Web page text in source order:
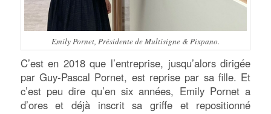
Emily Pornet, Présidente de Multisigne & Pixpano.
C’est en 2018 que l’entreprise, jusqu’alors dirigée
par Guy-Pascal Pornet, est reprise par sa fille. Et
c’est peu dire qu’en six années, Emily Pornet a
d’ores et déjà inscrit sa griffe et repositionné